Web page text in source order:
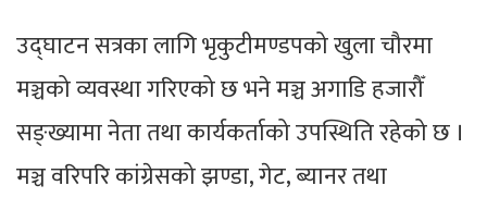
उद्घाटन सत्रका लागि भृकुटीमण्डपको खुला चौरमा
मञ्चको व्यवस्था गरिएको छ भने मञ्च अगाडि हजारौँ
सङ्ख्यामा नेता तथा कार्यकर्ताको उपस्थिति रहेको छ ।
मञ्च वरिपरि कांग्रेसको झण्डा, गेट, ब्यानर तथा